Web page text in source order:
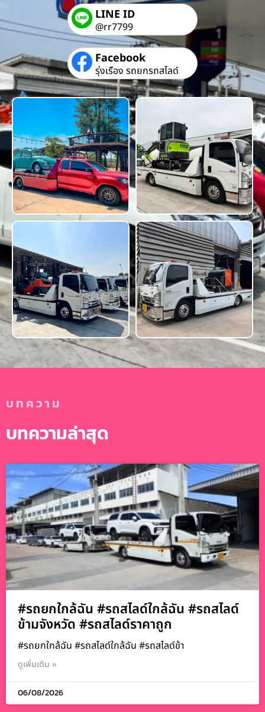
LINE ID
@rr7799
Facebook
รุ่งเรือง รถยกรถสไลด์
บทความ
บทความล่าสุด
#รถยกใกล้ฉัน #รถสไลด์ใกล้ฉัน #รถสไลด์
ข้ามจังหวัด #รถสไลด์ราคาถูก
#รถยกใกล้ฉัน #รถสไลด์ใกล้ฉัน #รถสไลด์ข้า
ดูเพิ่มเติม »
06/08/2026